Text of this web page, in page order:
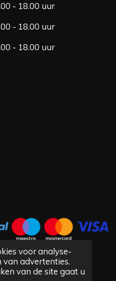
voor analyse-
van advertenties.
van de site gaat u
- 18.00 uur
- 18.00 uur
- 18.00 uur